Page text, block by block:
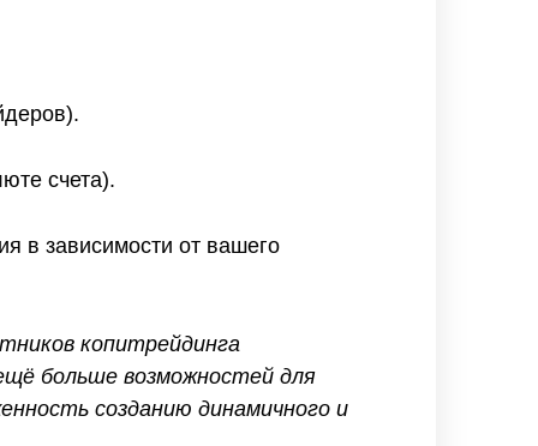
счета).
в зависимости от вашего
копитрейдинга
больше возможностей для
созданию динамичного и